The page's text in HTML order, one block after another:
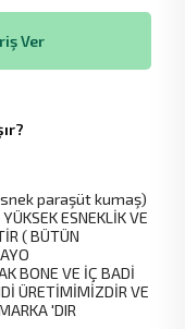
Ver
paraşüt kumaş)
ESNEKLİK VE
( BÜTÜN
BONE VE İÇ BADİ
ÜRETİMİMİZDİR VE
'DIR